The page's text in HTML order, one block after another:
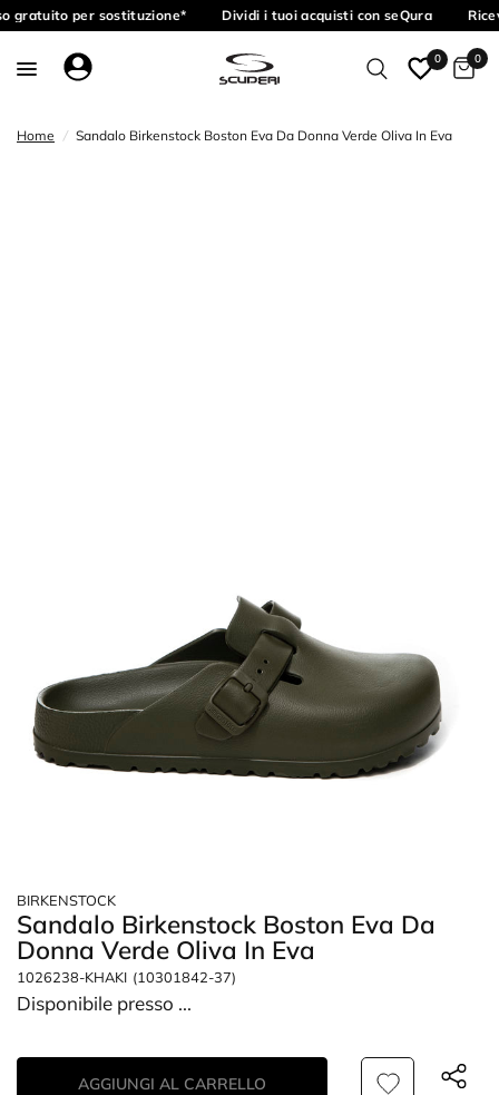
gratuito per sostituzione* Dividi i tuoi acquisti con seQura
0 0
Home / Sandalo Birkenstock Boston Eva Da Donna Verde Oliva In Eva
BIRKENSTOCK
Sandalo Birkenstock Boston Eva Da
Donna Verde Oliva In Eva
1026238-KHAKI (10301842-37)
Disponibile presso ...
AGGIUNGI AL CARRELLO